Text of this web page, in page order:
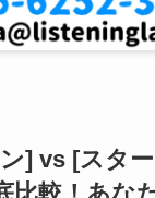
] vs [スタ